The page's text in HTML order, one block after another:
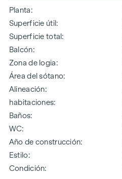
Planta
Superficie útil
Superficie total
Balcón
Zona de logia
Área del sótano
Alineación
habitaciones
Baños
WC
Año de construcción
Estilo
Condición